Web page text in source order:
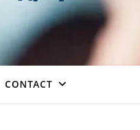
CONTACT